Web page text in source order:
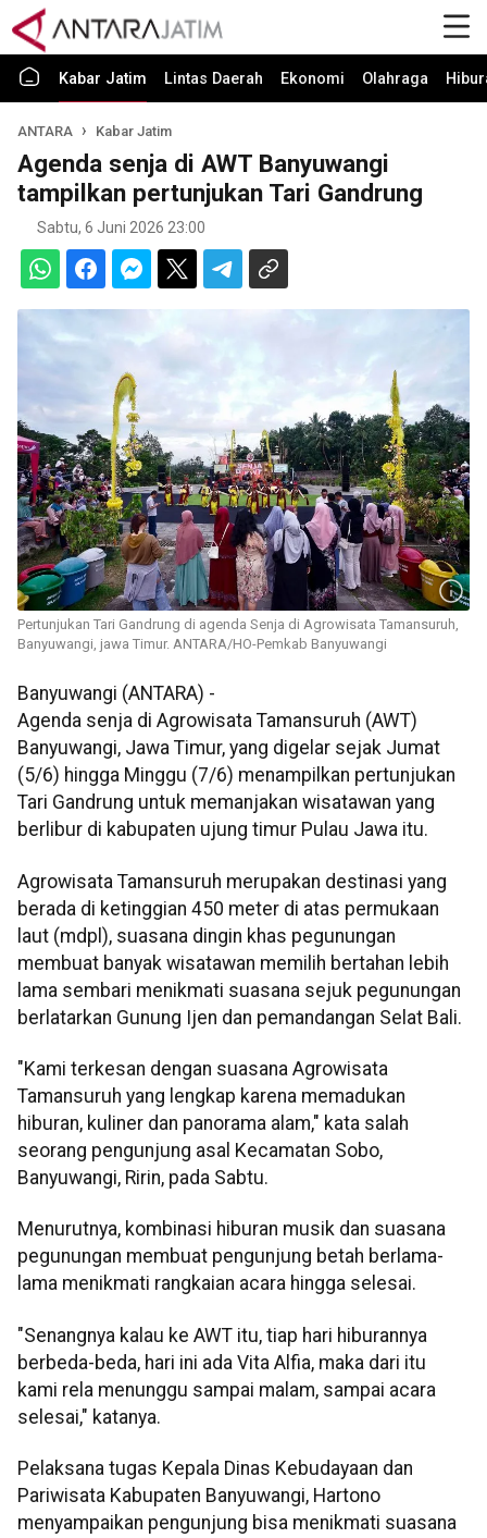
Kabar Jatim Lintas Daerah Ekonomi Olahraga
ANTARA Kabar Jatim
Agenda senja di AWT Banyuwangi
tampilkan pertunjukan Tari Gandrung
Sabtu, 6 Juni 2026 23:00
Pertunjukan Tari Gandrung di agenda Senja di Agrowisata Tamansuruh,
Banyuwangi, jawa Timur. ANTARA/HO-Pemkab Banyuwangi
Banyuwangi (ANTARA) -
Agenda senja di Agrowisata Tamansuruh (AWT)
Banyuwangi, Jawa Timur, yang digelar sejak Jumat
(5/6) hingga Minggu (7/6) menampilkan pertunjukan
Tari Gandrung untuk memanjakan wisatawan yang
berlibur di kabupaten ujung timur Pulau Jawa itu.
Agrowisata Tamansuruh merupakan destinasi yang
berada di ketinggian 450 meter di atas permukaan
laut (mdpl), suasana dingin khas pegunungan
membuat banyak wisatawan memilih bertahan lebih
lama sembari menikmati suasana sejuk pegunungan
berlatarkan Gunung Ijen dan pemandangan Selat Bali.
"Kami terkesan dengan suasana Agrowisata
Tamansuruh yang lengkap karena memadukan
hiburan, kuliner dan panorama alam," kata salah
seorang pengunjung asal Kecamatan Sobo,
Banyuwangi, Ririn, pada Sabtu.
Menurutnya, kombinasi hiburan musik dan suasana
pegunungan membuat pengunjung betah berlama-
lama menikmati rangkaian acara hingga selesai.
"Senangnya kalau ke AWT itu, tiap hari hiburannya
berbeda-beda, hari ini ada Vita Alfia, maka dari itu
kami rela menunggu sampai malam, sampai acara
selesai," katanya.
Pelaksana tugas Kepala Dinas Kebudayaan dan
Pariwisata Kabupaten Banyuwangi, Hartono
menyampaikan pengunjung bisa menikmati suasana